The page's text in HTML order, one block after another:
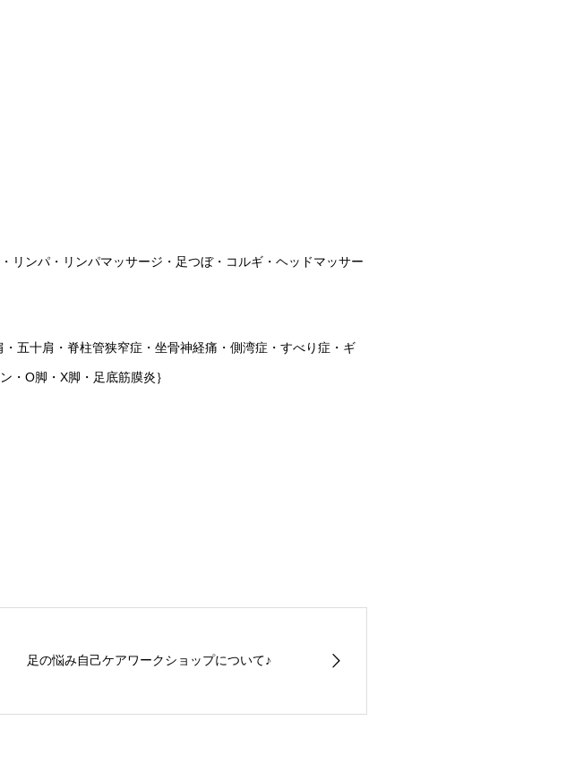
リンパ・リンパマッサージ・足つぼ・コルギ・ヘッドマッサー
五十肩・脊柱管狭窄症・坐骨神経痛・側湾症・すべり症・ギ
・O脚・X脚・足底筋膜炎｝
足の悩み自己ケアワークショップについて♪